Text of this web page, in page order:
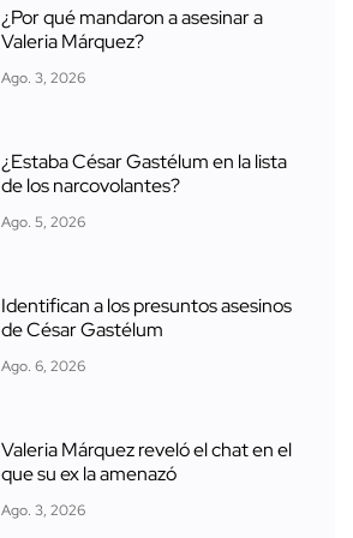
¿Por qué mandaron a asesinar a
Valeria Márquez?
Ago. 3, 2026
¿Estaba César Gastélum en la lista
de los narcovolantes?
Ago. 5, 2026
Identifican a los presuntos asesinos
de César Gastélum
Ago. 6, 2026
Valeria Márquez reveló el chat en el
que su ex la amenazó
Ago. 3, 2026